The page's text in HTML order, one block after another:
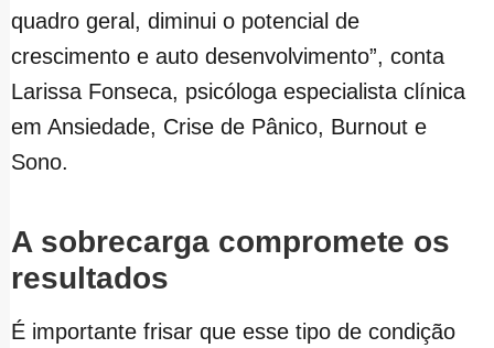
quadro geral, diminui o potencial de
crescimento e auto desenvolvimento”, conta
Larissa Fonseca, psicóloga especialista clínica
em Ansiedade, Crise de Pânico, Burnout e
Sono.
A sobrecarga compromete os
resultados
É importante frisar que esse tipo de condição